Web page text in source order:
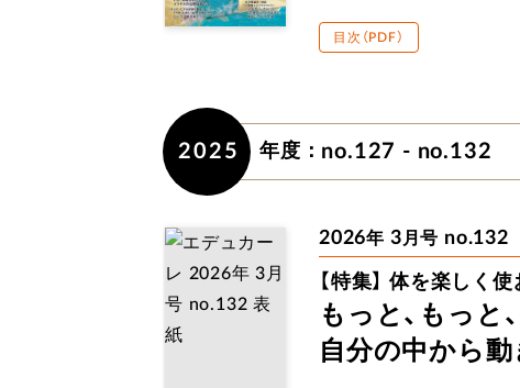
目次（PDF）
2025 年度： no.127 - no.132
2026年 3 月号 no.132
【特集】 体を楽しく使
もっと、もっと、
自分の中から動